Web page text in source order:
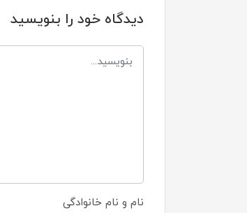
دیدگاه خود را بنویسید
نام و نام خانوادگی